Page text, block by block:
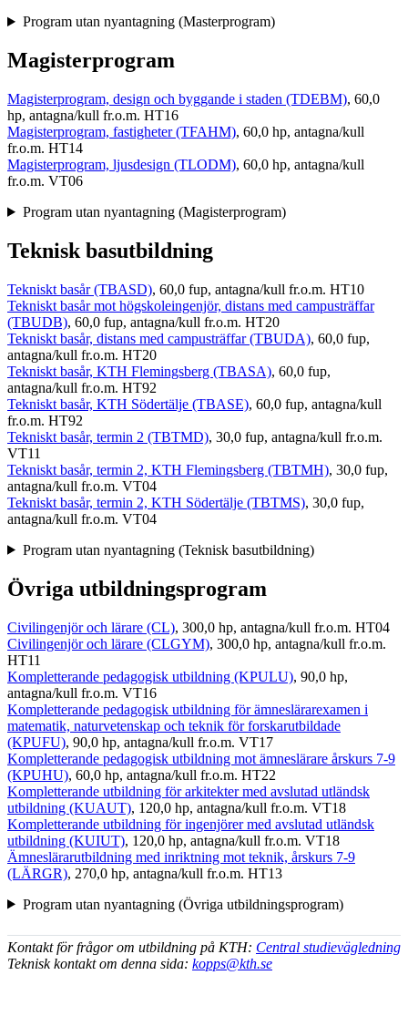
Program utan nyantagning (Masterprogram)
Magisterprogram
Magisterprogram, design och byggande i staden (TDEBM), 60,0
hp, antagna/kull fr.o.m. HT16
Magisterprogram, fastigheter (TFAHM), 60,0 hp, antagna/kull
fr.o.m. HT14
Magisterprogram, ljusdesign (TLODM), 60,0 hp, antagna/kull
fr.o.m. VT06
Program utan nyantagning (Magisterprogram)
Teknisk basutbildning
Tekniskt basår (TBASD), 60,0 fup, antagna/kull fr.o.m. HT10
Tekniskt basår mot högskoleingenjör, distans med campusträffar
(TBUDB), 60,0 fup, antagna/kull fr.o.m. HT20
Tekniskt basår, distans med campusträffar (TBUDA), 60,0 fup,
antagna/kull fr.o.m. HT20
Tekniskt basår, KTH Flemingsberg (TBASA), 60,0 fup,
antagna/kull fr.o.m. HT92
Tekniskt basår, KTH Södertälje (TBASE), 60,0 fup, antagna/kull
fr.o.m. HT92
Tekniskt basår, termin 2 (TBTMD), 30,0 fup, antagna/kull fr.o.m.
VT11
Tekniskt basår, termin 2, KTH Flemingsberg (TBTMH), 30,0 fup,
antagna/kull fr.o.m. VT04
Tekniskt basår, termin 2, KTH Södertälje (TBTMS), 30,0 fup,
antagna/kull fr.o.m. VT04
Program utan nyantagning (Teknisk basutbildning)
Övriga utbildningsprogram
Civilingenjör och lärare (CL), 300,0 hp, antagna/kull fr.o.m. HT04
Civilingenjör och lärare (CLGYM), 300,0 hp, antagna/kull fr.o.m.
HT11
Kompletterande pedagogisk utbildning (KPULU), 90,0 hp,
antagna/kull fr.o.m. VT16
Kompletterande pedagogisk utbildning för ämneslärarexamen i
matematik, naturvetenskap och teknik för forskarutbildade
(KPUFU), 90,0 hp, antagna/kull fr.o.m. VT17
Kompletterande pedagogisk utbildning mot ämneslärare årskurs 7-9
(KPUHU), 60,0 hp, antagna/kull fr.o.m. HT22
Kompletterande utbildning för arkitekter med avslutad utländsk
utbildning (KUAUT), 120,0 hp, antagna/kull fr.o.m. VT18
Kompletterande utbildning för ingenjörer med avslutad utländsk
utbildning (KUIUT), 120,0 hp, antagna/kull fr.o.m. VT18
Ämneslärarutbildning med inriktning mot teknik, årskurs 7-9
(LÄRGR), 270,0 hp, antagna/kull fr.o.m. HT13
Program utan nyantagning (Övriga utbildningsprogram)
Kontakt för frågor om utbildning på KTH: Central studievägledning
Teknisk kontakt om denna sida: kopps@kth.se